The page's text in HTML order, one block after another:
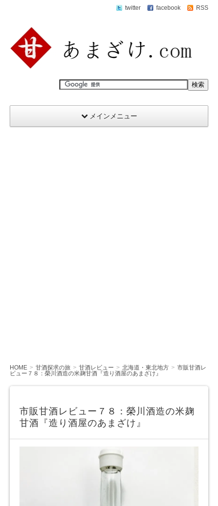
twitter facebook RSS
メインメニュー
HOME 甘酒探求の旅 甘酒レビュー 北海道・東北地方
市販甘酒レ
ビュー７８：榮川酒造の米麹甘酒『造り酒屋のあまざけ』
市販甘酒レビュー７８：榮川酒造の米麹
甘酒『造り酒屋のあまざけ』